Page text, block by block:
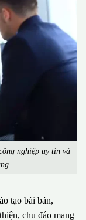
nghiệp uy tín và
tạo bài bản,
chu đáo mang